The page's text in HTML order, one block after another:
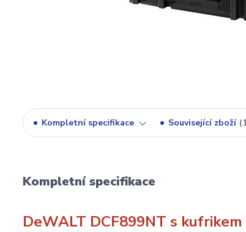
Kompletní specifikace Související zboží
Kompletní specifikace
DeWALT DCF899NT s